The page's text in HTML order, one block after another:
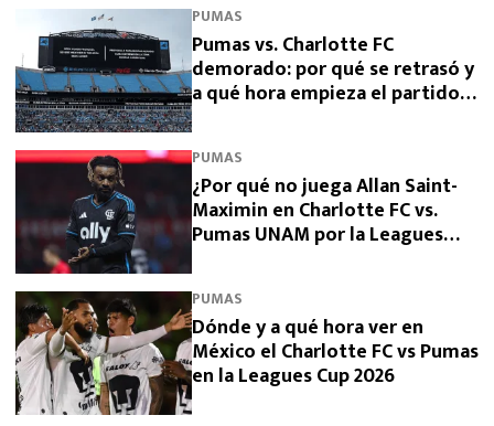
PUMAS
Pumas vs. Charlotte FC
demorado: por qué se retrasó y
a qué hora empieza el partido
PUMAS
¿Por qué no juega Allan Saint-
Maximin en Charlotte FC vs.
Pumas UNAM por la Leagues
PUMAS
Dónde y a qué hora ver en
México el Charlotte FC vs Pumas
en la Leagues Cup 2026